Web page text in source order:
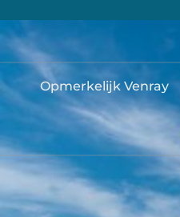
Opmerkelijk Venray